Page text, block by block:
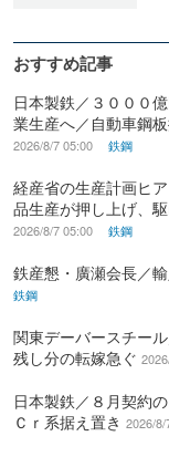
おすすめ記事
日本製鉄／３０００
業生産へ／自動車鋼
2026/8/7 05:00 鉄鋼
経産省の生産計画ヒ
品生産が押し上げ、
2026/8/7 05:00 鉄鋼
鉄産懇・廣瀬会長／
鉄鋼
関東デーバースチー
残し分の転嫁急ぐ
日本製鉄／８月契約
Ｃｒ系据え置き 2026/